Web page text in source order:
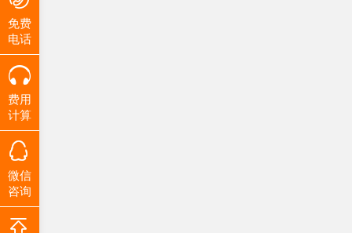
免费
电话
费用
计算
微信
咨询